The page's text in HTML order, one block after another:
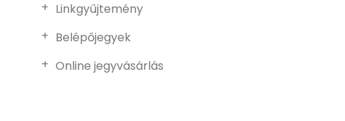
Linkgyűjtemény
Belépőjegyek
Online jegyvásárlás